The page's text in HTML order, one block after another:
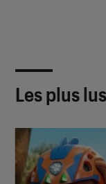
Les plus